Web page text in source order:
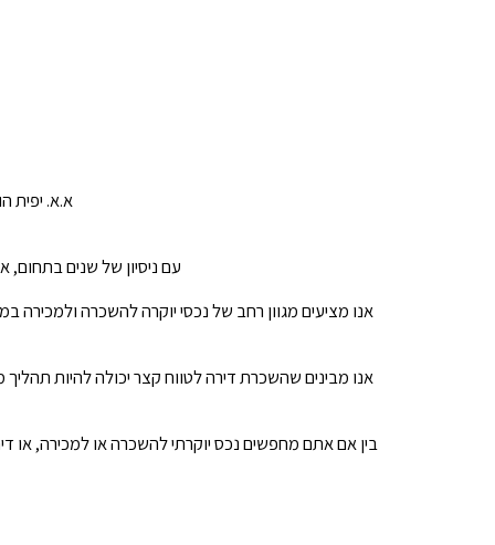
א.א. יפית
עם ניסיון של שנים
אנו מציעים מגוון רחב של נכסי יוקרה להשכרה ולמכירה
אנו מבינים שהשכרת דירה לטווח קצר יכולה להיות
בין אם אתם מחפשים נכס יוקרתי להשכרה או למכירה, או